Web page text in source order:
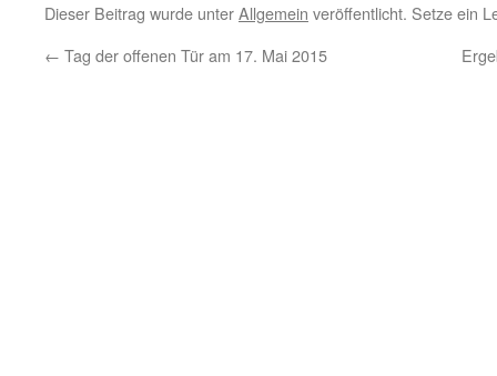
Dieser Beitrag wurde unterAllgemein veröffentlicht. Setze ein
← Tag der offenen Tür am 17. Mai 2015